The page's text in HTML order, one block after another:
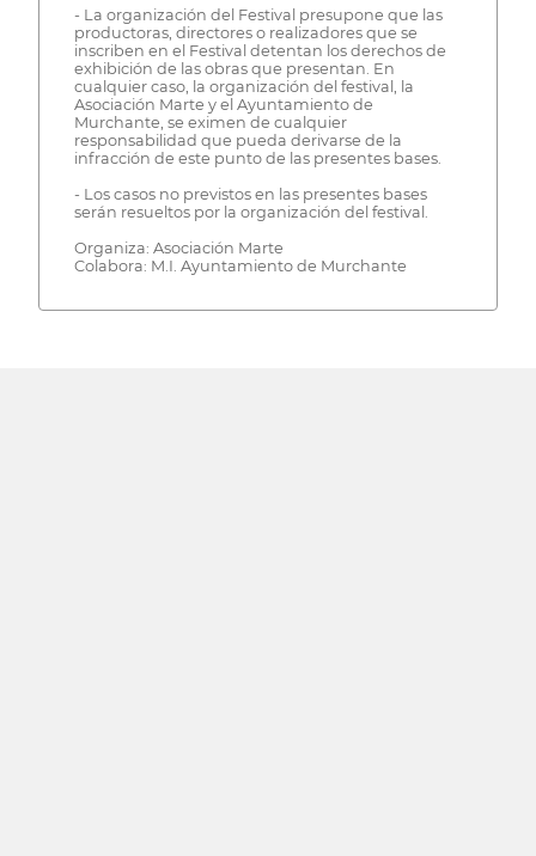
- La organización del Festival presupone que las
productoras, directores o realizadores que se
inscriben en el Festival detentan los derechos de
exhibición de las obras que presentan. En
cualquier caso, la organización del festival, la
Asociación Marte y el Ayuntamiento de
Murchante, se eximen de cualquier
responsabilidad que pueda derivarse de la
infracción de este punto de las presentes bases.
- Los casos no previstos en las presentes bases
serán resueltos por la organización del festival.
Organiza: Asociación Marte
Colabora: M.I. Ayuntamiento de Murchante